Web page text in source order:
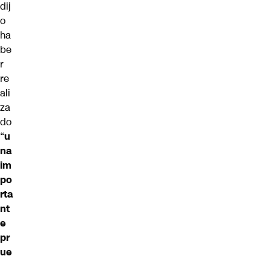
dij
o
ha
be
r
re
ali
za
do
“u
na
im
po
rta
nt
e
pr
ue